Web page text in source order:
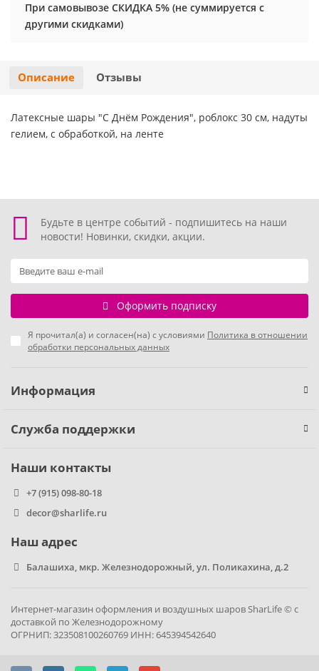
День Святого Валентина
Принцессы
Синий трактор
Супергерои
Трансформеры
Уэнсдей мрачная девочка
Черепашки ниндзя
При самовывозе СКИДКА 5% (не суммируется с
другими скидками)
Описание Отзывы
Латексные шары "С Днём Рождения", роблокс 30 см, надуты
гелием, с обработкой, на ленте
Будьте в центре событий - подпишитесь на наши
новости! Новинки, скидки, акции.
Оформить подписку
Я прочитал(а) и согласен(на) с условиями Политика в отношении
обработки персональных данных
Информация
Служба поддержки
Наши контакты
+7 (915) 098-80-18
decor@sharlife.ru
Наш адрес
Балашиха, мкр. Железнодорожный, ул. Поликахина, д.2
Интернет-магазин оформления и воздушных шаров SharLife © с
доставкой по Железнодорожному
ОГРНИП: 323508100260769 ИНН: 645394542640